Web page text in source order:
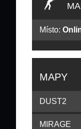
Místo:
MAPY
DUST2
MIRAGE